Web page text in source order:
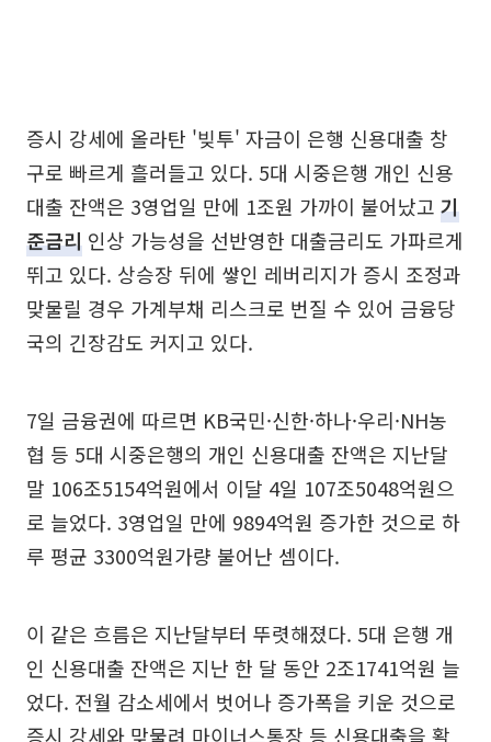
증시 강세에 올라탄 '빚투' 자금이 은행 신용대출 창
구로 빠르게 흘러들고 있다. 5대 시중은행 개인 신용
대출 잔액은 3영업일 만에 1조원 가까이 불어났고 기
준금리 인상 가능성을 선반영한 대출금리도 가파르게
뛰고 있다. 상승장 뒤에 쌓인 레버리지가 증시 조정과
맞물릴 경우 가계부채 리스크로 번질 수 있어 금융당
국의 긴장감도 커지고 있다.
7일 금융권에 따르면 KB국민·신한·하나·우리·NH농
협 등 5대 시중은행의 개인 신용대출 잔액은 지난달
말 106조5154억원에서 이달 4일 107조5048억원으
로 늘었다. 3영업일 만에 9894억원 증가한 것으로 하
루 평균 3300억원가량 불어난 셈이다.
이 같은 흐름은 지난달부터 뚜렷해졌다. 5대 은행 개
인 신용대출 잔액은 지난 한 달 동안 2조1741억원 늘
었다. 전월 감소세에서 벗어나 증가폭을 키운 것으로
증시 강세와 맞물려 마이너스통장 등 신용대출을 활